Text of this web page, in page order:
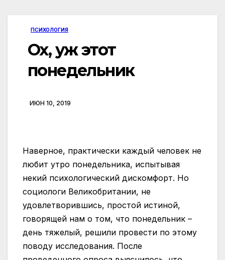
ПСИХОЛОГИЯ
Ох, уж этот
понедельник
ИЮН 10, 2019
Наверное, практически каждый человек не
любит утро понедельника, испытывая
некий психологический дискомфорт. Но
социологи Великобритании, не
удовлетворившись, простой истиной,
говорящей нам о том, что понедельник –
день тяжелый, решили провести по этому
поводу исследования. После